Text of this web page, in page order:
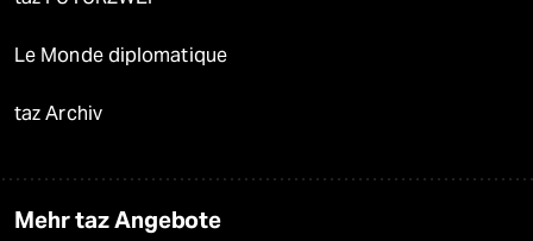
Le Monde diplomatique
taz Archiv
Mehr taz Angebote